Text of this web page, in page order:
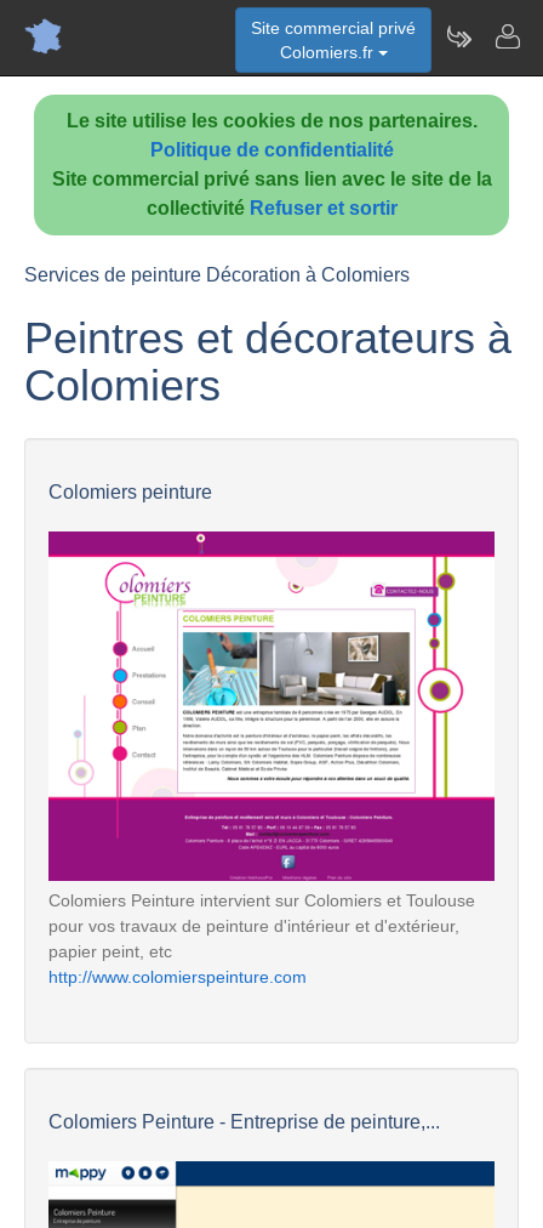
Le site utilise les cookies de nos partenaires.
Politique de confidentialité
Site commercial privé sans lien avec le site de la
collectivité Refuser et sortir
Site commercial privé
Colomiers.fr
Services de peinture Décoration à Colomiers
Peintres et décorateurs à
Colomiers
Colomiers peinture
Colomiers Peinture intervient sur Colomiers et Toulouse
pour vos travaux de peinture d'intérieur et d'extérieur,
papier peint, etc
http://www.colomierspeinture.com
Colomiers Peinture - Entreprise de peinture,...